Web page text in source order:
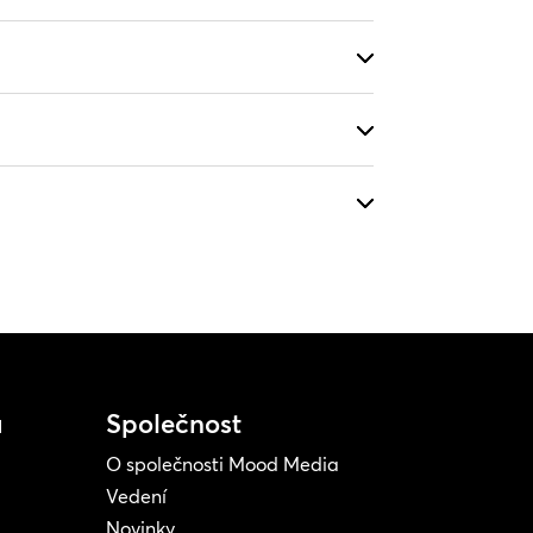
Společnost
O společnosti Mood Media
Vedení
Novinky